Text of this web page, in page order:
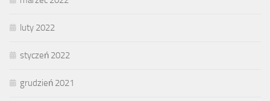
luty 2022
styczeń 2022
grudzień 2021